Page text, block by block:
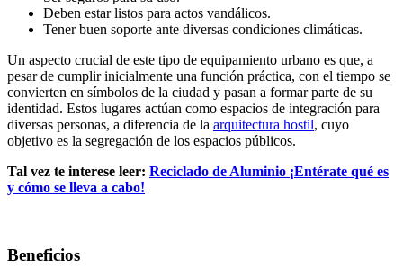
Deben estar listos para actos vandálicos.
Tener buen soporte ante diversas condiciones climáticas.
Un aspecto crucial de este tipo de equipamiento urbano es que, a
pesar de cumplir inicialmente una función práctica, con el tiempo se
convierten en símbolos de la ciudad y pasan a formar parte de su
identidad. Estos lugares actúan como espacios de integración para
diversas personas, a diferencia de la arquitectura hostil, cuyo
objetivo es la segregación de los espacios públicos.
Tal vez te interese leer: Reciclado de Aluminio ¡Entérate qué es
y cómo se lleva a cabo!
Beneficios